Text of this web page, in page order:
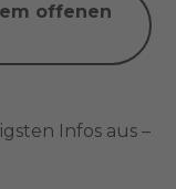
offenen
Infos aus –